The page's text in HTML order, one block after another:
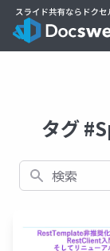
タグ
検索